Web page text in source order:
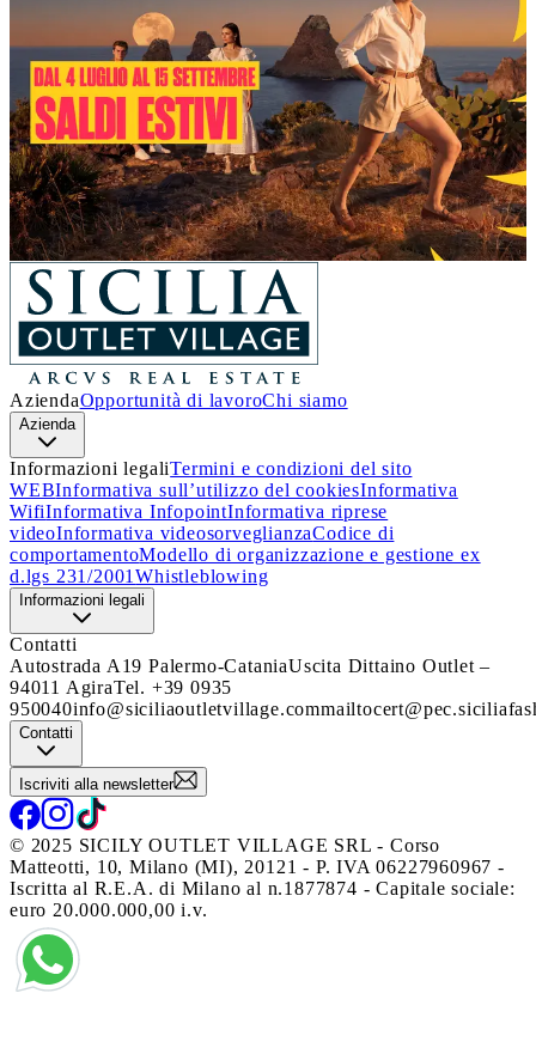
Un’estate piena di occasioni!
Dal 4 luglio al 15 settembre, aSicilia Outlet Village
arrivano iSaldi: nei negozi delle migliori firme italiane e
internazionali, troverai incredibili sconti sui prezzi outlet.
Approfitta di questa incredibile opportunità e lasciati
ispirare.
Ti aspettiamo!
Scopri i dettagli
AziendaOpportunità di lavoroChi siamo
Azienda
Informazioni legaliTermini e condizioni del sito
WEBInformativa sull’utilizzo del cookiesInformativa
WifiInformativa InfopointInformativa riprese
videoInformativa videosorveglianzaCodice di
comportamentoModello di organizzazione e gestione ex
d.lgs 231/2001Whistleblowing
Informazioni legali
Contatti
Autostrada A19 Palermo-CataniaUscita Dittaino Outlet –
94011 AgiraTel. +39 0935
950040info@siciliaoutletvillage.com
Contatti
Iscriviti alla newsletter
© 2025 SICILY OUTLET VILLAGE SRL - Corso
Matteotti, 10, Milano (MI), 20121 - P. IVA 06227960967 -
Iscritta al R.E.A. di Milano al n.1877874 - Capitale sociale:
euro 20.000.000,00 i.v.